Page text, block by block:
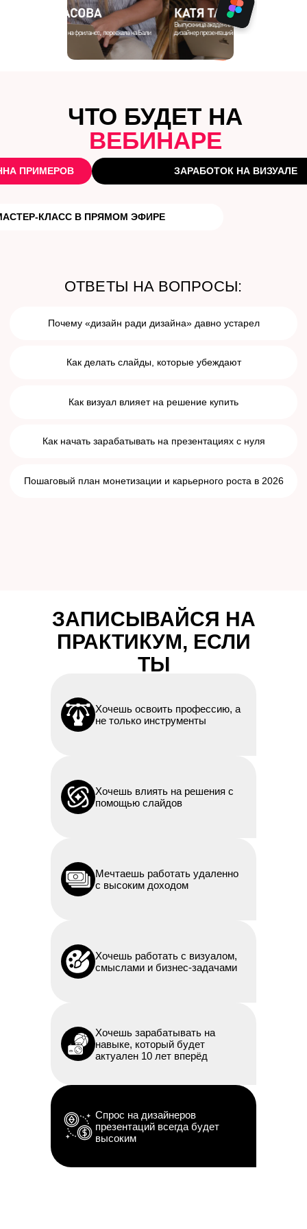
ОТВЕТЫ НА ВОПРОСЫ:
Пошаговый план монетизации и карьерного роста в 2026
Как начать зарабатывать на презентациях с нуля
Как визуал влияет на решение купить
Почему «дизайн ради дизайна» давно устарел
ЗАПИСЫВАЙСЯ НА
ПРАКТИКУМ, ЕСЛИ
ТЫ
Хочешь освоить профессию, а
не только инструменты
Хочешь влиять на решения с
помощью слайдов
Мечтаешь работать удаленно
с высоким доходом
Хочешь работать с визуалом,
смыслами и бизнес-задачами
Хочешь зарабатывать на
навыке, который будет
актуален 10 лет вперёд
Спрос на дизайнеров
презентаций всегда будет
высоким